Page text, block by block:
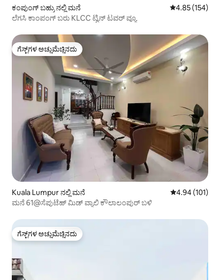
ಕಂಪುಂಗ್ ಬಹ್ರು ನಲ್ಲಿ ಮನೆ 5 ರಲ್ಲಿ 4.85
4.85 (154)
ಲೆಗಸಿ ಕಾಂಪಂಗ್ ಬರು KLCC ಟ್ವಿನ್ ಟವರ್ ವ್ಯೂ
ಗೆಸ್ಟ್‌ಗಳ ಅಚ್ಚುಮೆಚ್ಚಿನದು
ಗೆಸ್ಟ್‌ಗಳ ಅಚ್ಚುಮೆಚ್ಚಿನದು
Kuala Lumpur ನಲ್ಲಿ ಮನೆ 5 ರಲ್ಲಿ 4.94
4.94 (101)
ಮನೆ 61@ಸೆಪುಟೆಹ್ ಮಿಡ್ ವ್ಯಾಲಿ ಕೌಲಾಲಂಪುರ್ ಬಳಿ
ಗೆಸ್ಟ್‌ಗಳ ಅಚ್ಚುಮೆಚ್ಚಿನದು
ಗೆಸ್ಟ್‌ಗಳ ಅಚ್ಚುಮೆಚ್ಚಿನದು